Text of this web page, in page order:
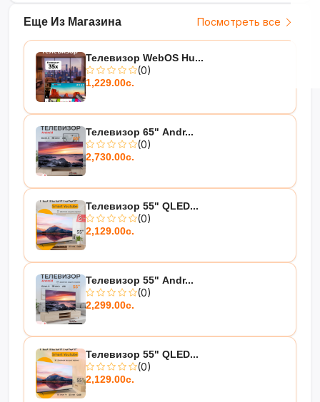
Еще Из Магазина Посмотреть все
Телевизор WebOS Hu...
(0)
1,229.00с.
Телевизор 65" Andr...
(0)
2,730.00с.
Телевизор 55" QLED...
(0)
2,129.00с.
Телевизор 55" Andr...
(0)
2,299.00с.
Телевизор 55" QLED...
(0)
2,129.00с.